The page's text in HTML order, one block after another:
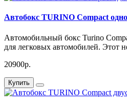
Автобокс TURINO Compact
Автомобильный бокс Turino
для легковых автомобилей. Этот
20900р.
Купить